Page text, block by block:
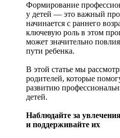
Формирование
у детей — это важный
начинается с раннего
ключевую роль в этом
может значительно
пути ребенка.
В этой статье мы
родителей, которые
развитию
детей.
Наблюдайте за
и поддерживайте их